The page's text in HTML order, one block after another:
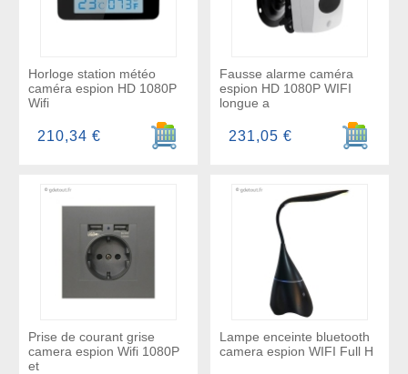
Horloge station météo
caméra espion HD 1080P
Wifi
Ajouter au panier
210,34 €
Fausse alarme caméra
espion HD 1080P WIFI
longue a
Ajouter
231,05 €
Prise de courant grise
camera espion Wifi 1080P
et
Lampe enceinte bluetooth
camera espion WIFI Full H